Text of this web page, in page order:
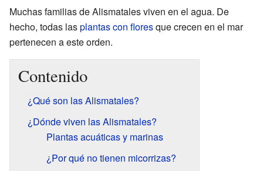
Muchas familias de Alismatales viven en el agua. De
hecho, todas lasplantas con floresque crecen en el mar
pertenecen a este orden.
Contenido
¿Qué son las Alismatales?
¿Dónde viven las Alismatales?
Plantas acuáticas y marinas
¿Por qué no tienen micorrizas?